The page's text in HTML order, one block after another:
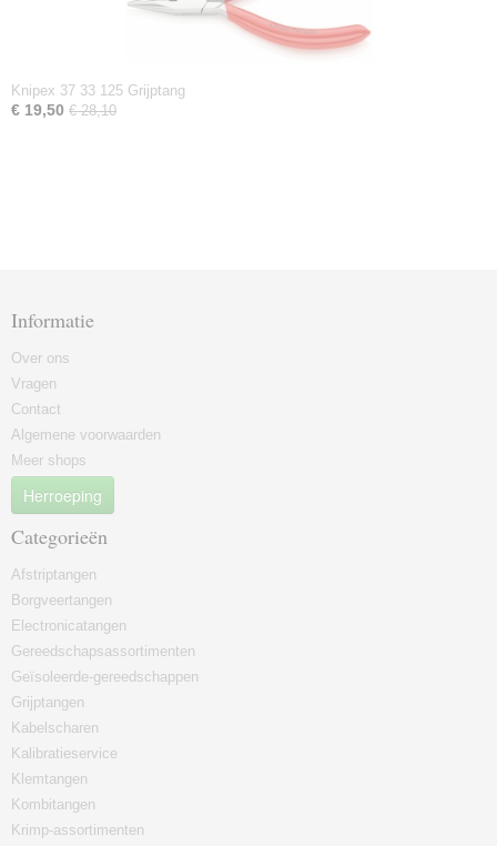
Knipex 37 33 125 Grijptang
€ 19,50 € 28,10
Informatie
Over ons
Vragen
Contact
Algemene voorwaarden
Meer shops
Herroeping
Categorieën
Afstriptangen
Borgveertangen
Electronicatangen
Gereedschapsassortimenten
Geïsoleerde-gereedschappen
Grijptangen
Kabelscharen
Kalibratieservice
Klemtangen
Kombitangen
Krimp-assortimenten